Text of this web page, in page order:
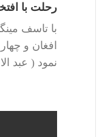
رحلت با
با تاسف
افغان و
نمود ( عبد